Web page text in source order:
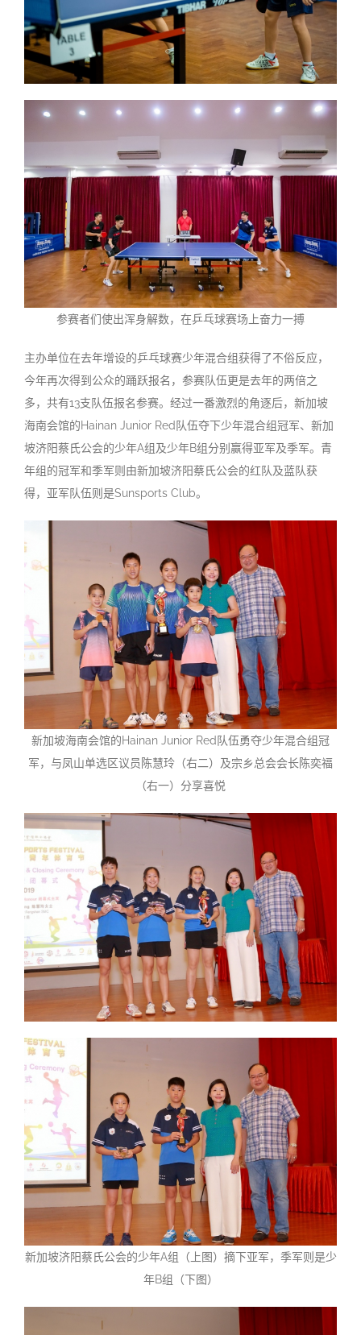
参赛者们使出浑身解数，在乒乓球赛场上奋力一搏
主办单位在去年增设的乒乓球赛少年混合组获得了不俗反应，
今年再次得到公众的踊跃报名，参赛队伍更是去年的两倍之
多，共有13支队伍报名参赛。经过一番激烈的角逐后，新加坡
海南会馆的Hainan Junior Red队伍夺下少年混合组冠军、新加
坡济阳蔡氏公会的少年A组及少年B组分别赢得亚军及季军。青
年组的冠军和季军则由新加坡济阳蔡氏公会的红队及蓝队获
得，亚军队伍则是Sunsports Club。
新加坡海南会馆的Hainan Junior Red队伍勇夺少年混合组冠
军，与凤山单选区议员陈慧玲（右二）及宗乡总会会长陈奕福
（右一）分享喜悦
新加坡济阳蔡氏公会的少年A组（上图）摘下亚军，季军则是少
年B组（下图）